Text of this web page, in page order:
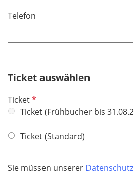
c
t
l
Telefon
Ticket auswählen
TicketP
f
i
Ticket (Frühbucher bis
Ticket (Standard)
Sie müssen unserer